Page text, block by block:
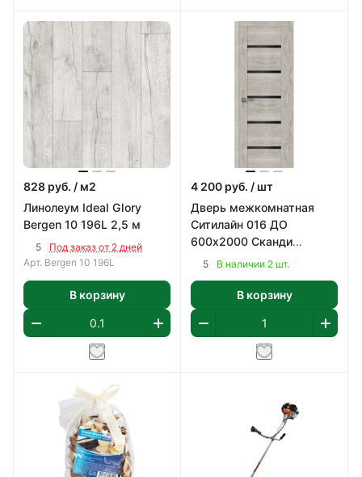
828 руб. / м2
Линолеум Ideal Glory
Bergen 10 196L 2,5 м
5
Под заказ от 2 дней
Арт. Bergen 10 196L
В корзину
4 200 руб. / шт
Дверь межкомнатная
Ситилайн 016 ДО
600х2000 Сканди
5 В наличии 2 шт.
В корзину